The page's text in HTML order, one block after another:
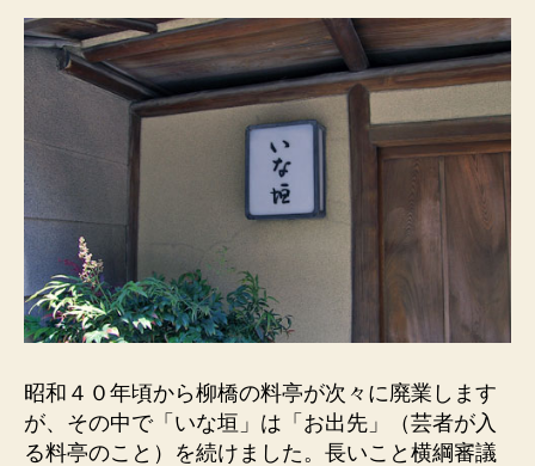
昭和４０年頃から柳橋の料亭が次々に廃業します
が、その中で「いな垣」は「お出先」（芸者が入
る料亭のこと）を続けました。長いこと横綱審議